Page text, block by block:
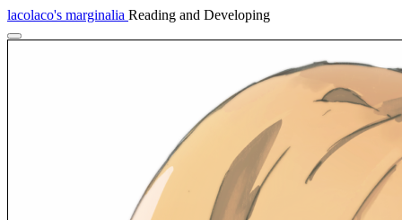
lacolaco's marginalia Reading and Developing